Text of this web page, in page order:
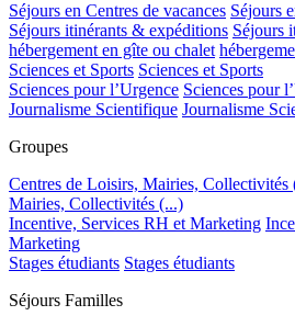
Séjours en Centres de vacances Séjours
Séjours itinérants & expéditions Séjours
hébergement en gîte ou chalet
Sciences et Sports Sciences et Sports
Sciences pour l’Urgence Sciences pour
Journalisme Scientifique Journalisme
Groupes
Centres de Loisirs, Mairies, Collectivités
Mairies, Collectivités (...)
Incentive, Services RH et Marketing
Marketing
Stages étudiants Stages étudiants
Séjours Familles